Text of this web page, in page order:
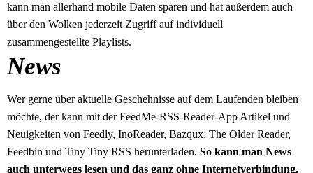
kann man allerhand mobile Daten sparen und hat außerdem auch
über den Wolken jederzeit Zugriff auf individuell
zusammengestellte Playlists.
News
Wer gerne über aktuelle Geschehnisse auf dem Laufenden bleiben
möchte, der kann mit der FeedMe-RSS-Reader-App Artikel und
Neuigkeiten von Feedly, InoReader, Bazqux, The Older Reader,
Feedbin und Tiny Tiny RSS herunterladen. So kann man News
auch unterwegs lesen und das ganz ohne Internetverbindung.